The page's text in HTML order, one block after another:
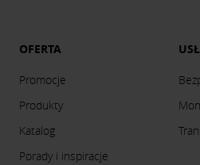
OFERTA
Promocje
Produkty
Katalog
Porady i inspiracje